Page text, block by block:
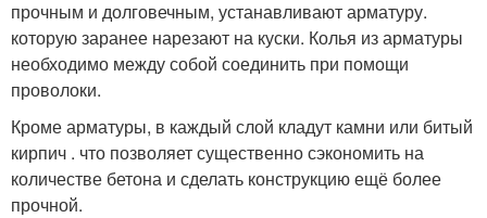
прочным и долговечным, устанавливают арматуру.
которую заранее нарезают на куски. Колья из арматуры
необходимо между собой соединить при помощи
проволоки.
Кроме арматуры, в каждый слой кладут камни или битый
кирпич . что позволяет существенно сэкономить на
количестве бетона и сделать конструкцию ещё более
прочной.